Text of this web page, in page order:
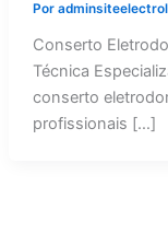
Por
Conserto
Técnica
conserto
profissionais […]